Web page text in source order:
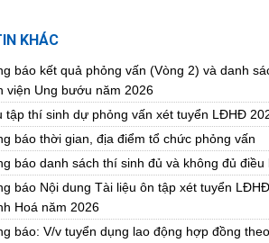
KHÁC
báo kết quả phỏng vấn (Vòng 2) và danh
viện Ung bướu năm 2026
tập thí sinh dự phỏng vấn xét tuyển LĐHĐ
báo thời gian, địa điểm tổ chức phỏng vấn
báo danh sách thí sinh đủ và không đủ
báo Nội dung Tài liệu ôn tập xét tuyển
Hoá năm 2026
báo: V/v tuyển dụng lao động hợp đồng